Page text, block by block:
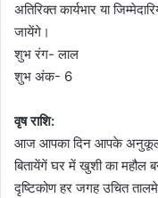
अतिरिक्त कार्यभार या
जायेंगे।
शुभ रंग- लाल
शुभ अंक- 6
वृष राशि:
आज आपका दिन आपके अनुकूल
बितायेंगें घर में खुशी का महौल
दृष्टिकोण हर जगह उचित